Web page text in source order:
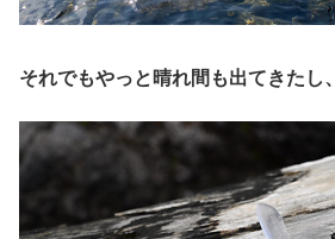
それでもやっと晴れ間も出てきたし、